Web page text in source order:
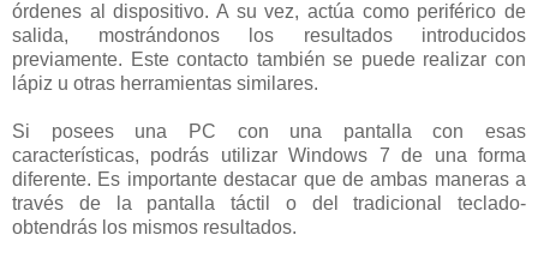
órdenes al dispositivo. A su vez, actúa como periférico de
salida, mostrándonos los resultados introducidos
previamente. Este contacto también se puede realizar con
lápiz u otras herramientas similares.
Si posees una PC con una pantalla con esas
características, podrás utilizar Windows 7 de una forma
diferente. Es importante destacar que de ambas maneras a
través de la pantalla táctil o del tradicional teclado-
obtendrás los mismos resultados.